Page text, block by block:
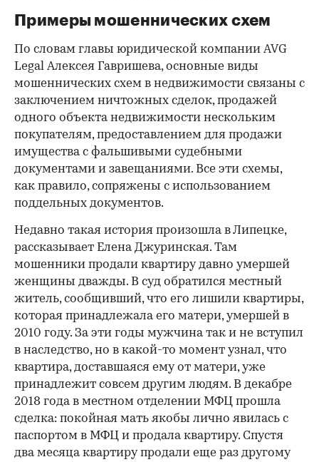
Примеры мошеннических схем
По словам главы юридической компании AVG
Legal Алексея Гавришева, основные виды
мошеннических схем в недвижимости связаны с
заключением ничтожных сделок, продажей
одного объекта недвижимости нескольким
покупателям, предоставлением для продажи
имущества с фальшивыми судебными
документами и завещаниями. Все эти схемы,
как правило, сопряжены с использованием
поддельных документов.
Недавно такая история произошла в Липецке,
рассказывает Елена Джуринская. Там
мошенники продали квартиру давно умершей
женщины дважды. В суд обратился местный
житель, сообщивший, что его лишили квартиры,
которая принадлежала его матери, умершей в
2010 году. За эти годы мужчина так и не вступил
в наследство, но в какой-то момент узнал, что
квартира, доставшаяся ему от матери, уже
принадлежит совсем другим людям. В декабре
2018 года в местном отделении МФЦ прошла
сделка: покойная мать якобы лично явилась с
паспортом в МФЦ и продала квартиру. Спустя
два месяца квартиру продали еще раз другому